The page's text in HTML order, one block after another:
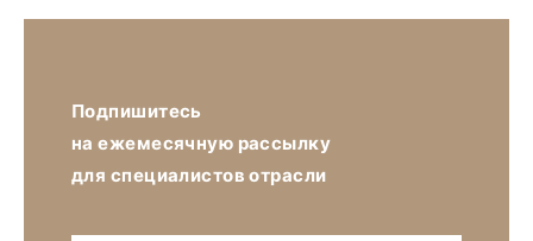
Подпишитесь
на ежемесячную рассылку
для специалистов отрасли